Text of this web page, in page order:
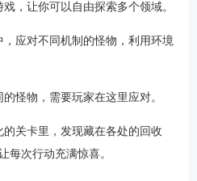
，让你可以自由探索多个领域。
应对不同机制的怪物，利用环境
怪物，需要玩家在这里应对。
关卡里，发现藏在各处的回收
每次行动充满惊喜。